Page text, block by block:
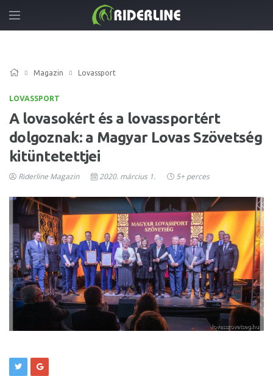
Magazin Lovassport
LOVASSPORT
A lovasokért és a lovassportért
dolgoznak: a Magyar Lovas Szövetség
kitüntetettjei
Riderline Magazin 2020. március 1. 5+ perces